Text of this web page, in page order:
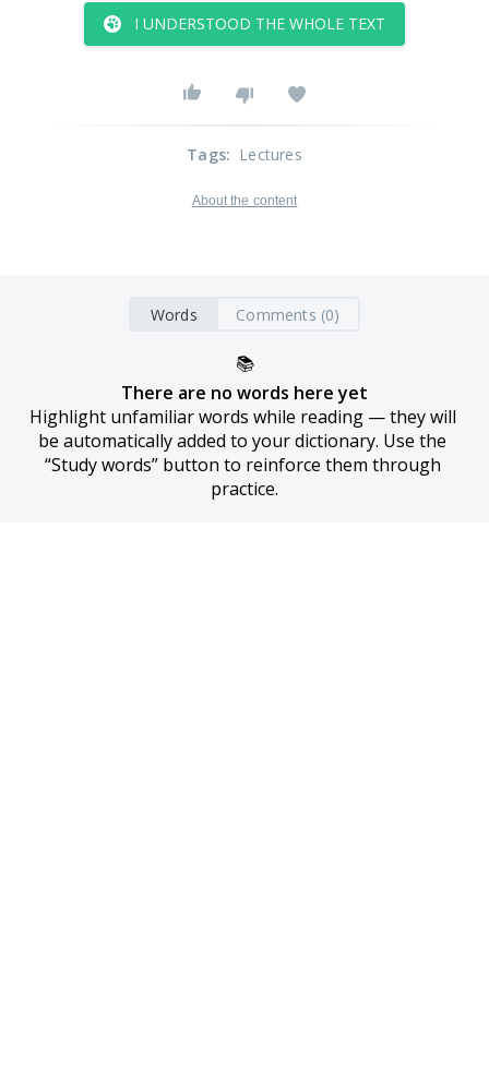
I UNDERSTOOD THE WHOLE TEXT
Tags: Lectures
About the content
Words Comments (0)
📚
There are no words here yet
Highlight unfamiliar words while reading — they will
be automatically added to your dictionary. Use the
“Study words” button to reinforce them through
practice.